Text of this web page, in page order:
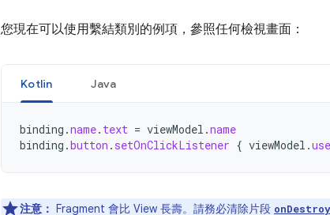
您現在可以使用繫結類別的例項，參照任何檢視畫面：
Kotlin Java
binding .name. text = viewModel .name
binding .button . setOnClickListener { viewModel .
注意： Fragment 會比 View 長壽。請務必清除片段